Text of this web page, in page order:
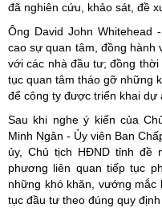
đã nghiên cứu, khảo sát, đề
Ông David John Whitehead
cao sự quan tâm, đồng hành
với các nhà đầu tư; đồng
tục quan tâm tháo gỡ những
để công ty được triển khai dự
Sau khi nghe ý kiến của
Minh Ngân - Ủy viên Ban
ủy, Chủ tịch HĐND tỉnh đề
phương liên quan tiếp tục
những khó khăn, vướng mắc
tục đầu tư theo đúng quy